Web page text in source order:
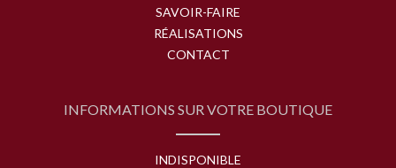
SAVOIR-FAIRE
RÉALISATIONS
CONTACT
INFORMATIONS SUR VOTRE BOUTIQUE
INDISPONIBLE